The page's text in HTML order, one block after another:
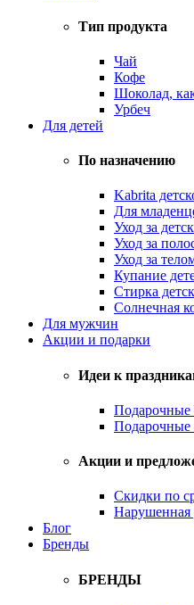
Тип продукта
Чай
Кофе
Шоколад,
Урбеч
Для детей
По назначению
Kabrita
Для
Уход за
Уход за
Уход за
Купание
Стирка
Солнечная
Для мужчин
Акции и подарки
Идеи к
Подарочные
Подарочные
Акции и
Скидки по
Нарушенная
Блог
Бренды
БРЕНДЫ